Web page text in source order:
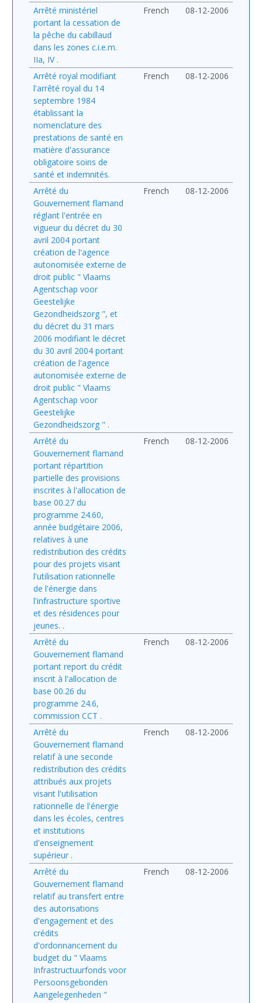
Arrêté ministériel
portant la cessation de
la pêche du cabillaud
dans les zones c.i.e.m.
IIa, IV .
French 08-12-2006
Arrêté royal modifiant
l'arrêté royal du 14
septembre 1984
établissant la
nomenclature des
prestations de santé en
matière d'assurance
obligatoire soins de
santé et indemnités.
French 08-12-2006
Arrêté du
Gouvernement flamand
réglant l'entrée en
vigueur du décret du 30
avril 2004 portant
création de l'agence
autonomisée externe de
droit public " Vlaams
Agentschap voor
Geestelijke
Gezondheidszorg ", et
du décret du 31 mars
2006 modifiant le décret
du 30 avril 2004 portant
création de l'agence
autonomisée externe de
droit public " Vlaams
Agentschap voor
Geestelijke
Gezondheidszorg " .
French 08-12-2006
Arrêté du
Gouvernement flamand
portant répartition
partielle des provisions
inscrites à l'allocation de
base 00.27 du
programme 24.60,
année budgétaire 2006,
relatives à une
redistribution des crédits
pour des projets visant
l'utilisation rationnelle
de l'énergie dans
l'infrastructure sportive
et des résidences pour
jeunes. .
French 08-12-2006
Arrêté du
Gouvernement flamand
portant report du crédit
inscrit à l'allocation de
base 00.26 du
programme 24.6,
commission CCT .
French 08-12-2006
Arrêté du
Gouvernement flamand
relatif à une seconde
redistribution des crédits
attribués aux projets
visant l'utilisation
rationnelle de l'énergie
dans les écoles, centres
et institutions
d'enseignement
supérieur .
French 08-12-2006
Arrêté du
Gouvernement flamand
relatif au transfert entre
des autorisations
d'engagement et des
crédits
d'ordonnancement du
budget du " Vlaams
Infrastructuurfonds voor
Persoonsgebonden
Aangelegenheden "
French 08-12-2006